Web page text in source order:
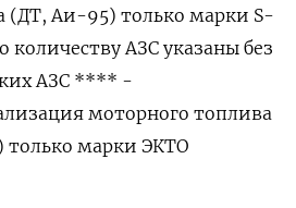
(ДТ, Аи-95) только марки S-
АЗС указаны без
АЗС **** -
моторного топлива
марки ЭКТО